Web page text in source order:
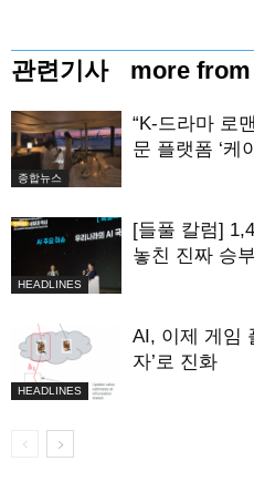
관련기사 more
종합뉴스
“K-드라마 로
문 플랫폼 ‘케
HEADLINES
[들풀 칼럼]
놓친 진짜 승
HEADLINES
AI, 이제 게임
자’로 진화